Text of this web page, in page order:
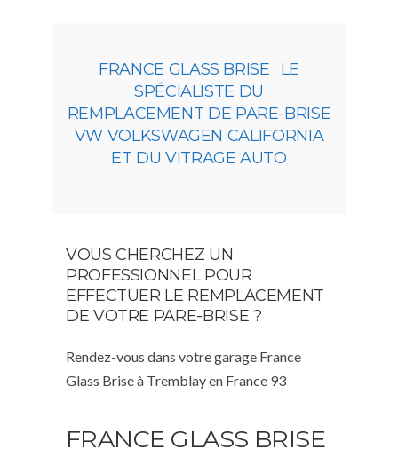
FRANCE GLASS BRISE : LE
SPÉCIALISTE DU
REMPLACEMENT DE PARE-BRISE
VW VOLKSWAGEN CALIFORNIA
ET DU VITRAGE AUTO
VOUS CHERCHEZ UN
PROFESSIONNEL POUR
EFFECTUER LE REMPLACEMENT
DE VOTRE PARE-BRISE ?
Rendez-vous dans votre garage France
Glass Brise à Tremblay en France 93
FRANCE GLASS BRISE